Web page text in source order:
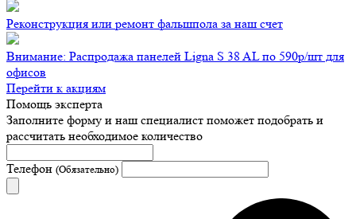
Реконструкция или ремонт фальшпола за наш счет
Внимание: Распродажа панелей Ligna S 38 AL по 590р/шт для
офисов
Перейти к акциям
Помощь эксперта
Заполните форму и наш специалист поможет подобрать и
рассчитать необходимое количество
Телефон (Обязательно)